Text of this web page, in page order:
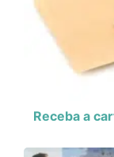
Receba a